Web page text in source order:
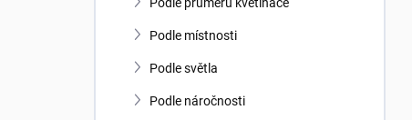
Podle místnosti
Podle světla
Podle náročnosti